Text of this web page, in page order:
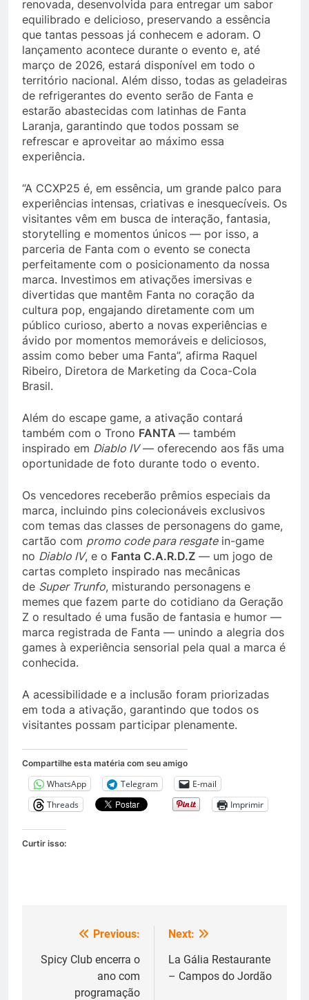
renovada, desenvolvida para entregar um sabor
equilibrado e delicioso, preservando a essência
que tantas pessoas já conhecem e adoram. O
lançamento acontece durante o evento e, até
março de 2026, estará disponível em todo o
território nacional. Além disso, todas as geladeiras
de refrigerantes do evento serão de Fanta e
estarão abastecidas com latinhas de Fanta
Laranja, garantindo que todos possam se
refrescar e aproveitar ao máximo essa
experiência.
“A CCXP25 é, em essência, um grande palco para
experiências intensas, criativas e inesquecíveis. Os
visitantes vêm em busca de interação, fantasia,
storytelling e momentos únicos — por isso, a
parceria de Fanta com o evento se conecta
perfeitamente com o posicionamento da nossa
marca. Investimos em ativações imersivas e
divertidas que mantêm Fanta no coração da
cultura pop, engajando diretamente com um
público curioso, aberto a novas experiências e
ávido por momentos memoráveis e deliciosos,
assim como beber uma Fanta”, afirma Raquel
Ribeiro, Diretora de Marketing da Coca-Cola
Brasil.
Além do escape game, a ativação contará
também com o Trono FANTA — também
inspirado em Diablo IV— oferecendo aos fãs uma
oportunidade de foto durante todo o evento.
Os vencedores receberão prêmios especiais da
marca, incluindo pins colecionáveis exclusivos
com temas das classes de personagens do game,
cartão com promo code para resgatein-game
no Diablo IV, e o Fanta C.A.R.D.Z — um jogo de
cartas completo inspirado nas mecânicas
de Super Trunfo, misturando personagens e
memes que fazem parte do cotidiano da Geração
Z o resultado é uma fusão de fantasia e humor —
marca registrada de Fanta — unindo a alegria dos
games à experiência sensorial pela qual a marca é
conhecida.
A acessibilidade e a inclusão foram priorizadas
em toda a ativação, garantindo que todos os
visitantes possam participar plenamente.
Compartilhe esta matéria com seu amigo
WhatsApp Telegram
E-mail
Threads
Imprimir
Curtir isso:
Navegação
de
Previous:
Spicy Club encerra o
ano com
programação
Next:
La Gália Restaurante
– Campos do Jordão